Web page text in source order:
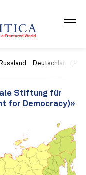
Russland Deutschland
Stiftung für
for Democracy)»